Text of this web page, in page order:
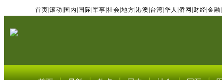
首页 滚动 国内 国际 军事 社会 地方 港澳 台湾 华人 侨网 财经 金融